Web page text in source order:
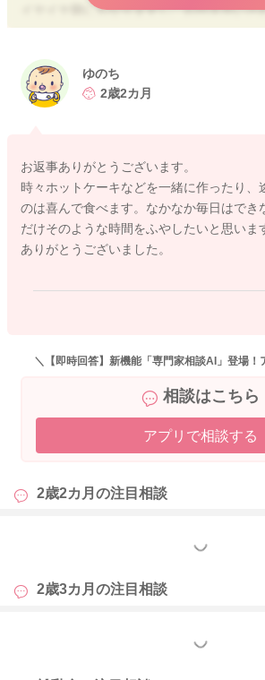
イヤイヤ期にもなりますし、お付き合いさ
毎日お疲れさまです。
ますね。
食事に興味を持ってもらうため、
野菜を洗うなど。
自分の作ったものには興味を持って食べら
です。少しずつ、お子さんが自分で食べる
できる時間が延びるとよいですね。
お子さんが集中して、自分で食べられたと
ゆのち
2歳2カ月
お返事ありがとうございます。
時々ホットケーキなどを一緒に作ったり、
のは喜んで食べます。なかなか毎日はでき
だけそのような時間をふやしたいと思いま
ありがとうございました。
＼【即時回答】新機能「専門家相談AI」登場！
相談はこちら
アプリで相談する
2歳2カ月の注目相談
もっと見る
2歳3カ月の注目相談
もっと見る